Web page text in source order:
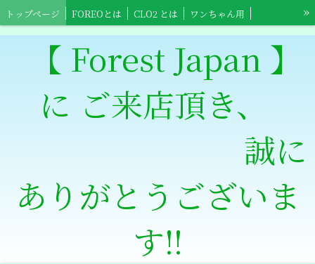
トップページ FOREOとは CLO2 とは
ワンちゃん用
【Foreo】高齢者介護用
ワンちゃんショップ
ネコちゃんショップ
小動物ショップ
スポーツ全般用ショップ
【Foreo】高齢者介護ショップ 特定商取引法表記
»
【 Forest Japan 】
に ご来店頂き、
誠に
ありがとうございま
す‼